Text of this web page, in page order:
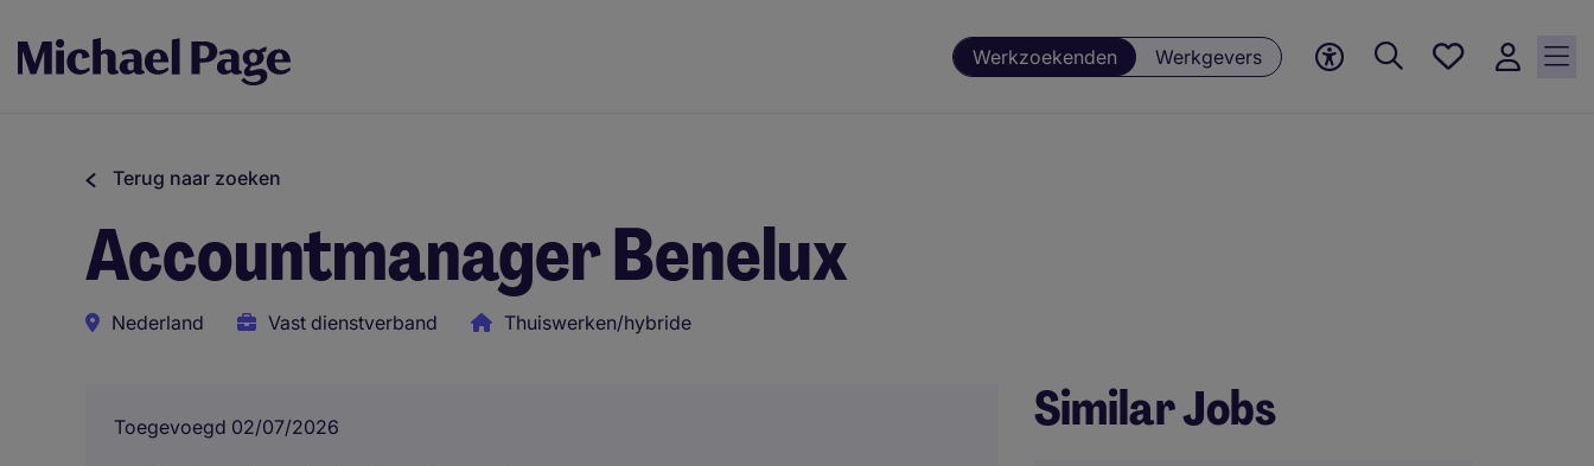
Werkzoekenden Werkgevers
Favorieten,
Terug naar zoeken
Accountmanager Benelux
Nederland Vast dienstverband Thuiswerken/hybride
Toegevoegd 02/07/2026 Similar Jobs